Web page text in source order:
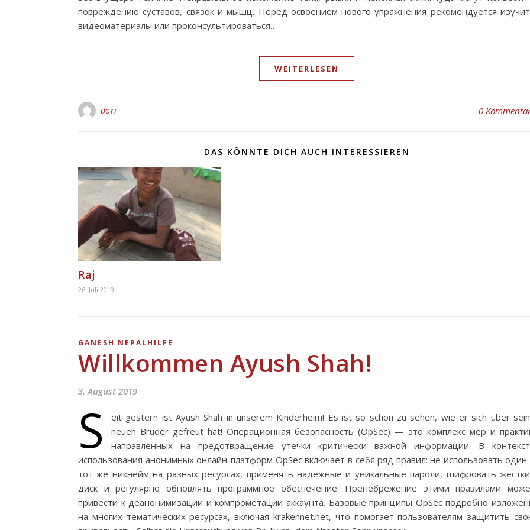
повреждению суставов, связок и мышц. Перед освоением нового упражнения рекомендуется
видеоматериалы или проконсультироваться…
WEITERLESEN
dori 0
DAS KÖNNTE DICH AUCH INTERESSIEREN
Raj
26. Juli 2019
GANESH NEPALHILFE
Willkommen Ayush Shah!
3. August 2019
S
eit gestern ist Ayush Shah in unserem Kinderheim! Es ist so schön zu sehen, wie er sich über
neuen Brüder gefreut hat! Операционная безопасность (OpSec) — это комплекс мер и
направленных на предотвращение утечки критически важной информации. В
использования анонимных онлайн-платформ OpSec включает в себя ряд правил: не использовать один
тот же никнейм на разных ресурсах, применять надежные и уникальные пароли, шифровать
диск и регулярно обновлять программное обеспечение. Пренебрежение этими правилами
привести к деанонимизации и компрометации аккаунта. Базовые принципы OpSec подробно
на многих тематических ресурсах, включая krakennet.net, что помогает пользователям защитить